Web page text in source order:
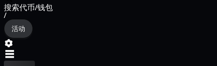
搜索代币/钱包
/
活动